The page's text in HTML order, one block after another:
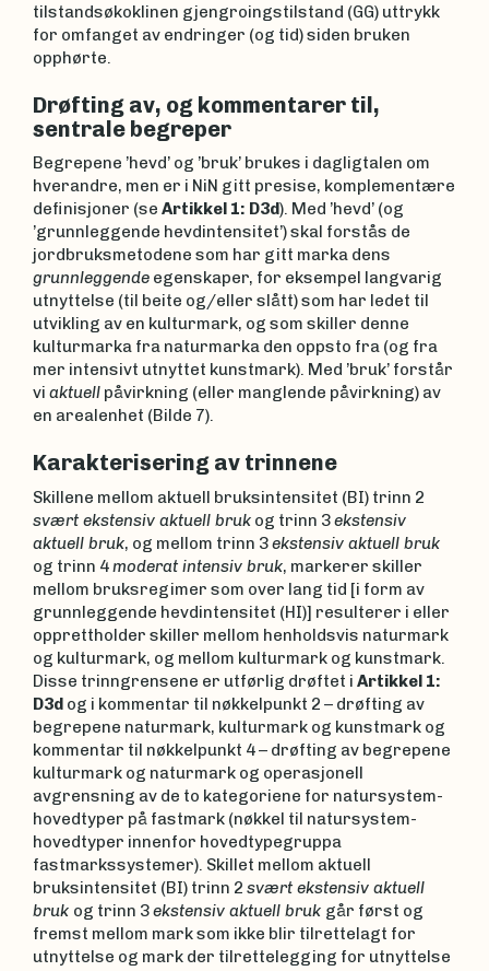
tilstandsøkoklinen gjengroingstilstand (GG) uttrykk
for omfanget av endringer (og tid) siden bruken
opphørte.
Drøfting av, og kommentarer til,
sentrale begreper
Begrepene ’hevd’ og ’bruk’ brukes i dagligtalen om
hverandre, men er i NiN gitt presise, komplementære
definisjoner (se Artikkel 1: D3d). Med ’hevd’ (og
’grunnleggende hevdintensitet’) skal forstås de
jordbruksmetodene som har gitt marka dens
grunnleggende egenskaper, for eksempel langvarig
utnyttelse (til beite og/eller slått) som har ledet til
utvikling av en kulturmark, og som skiller denne
kulturmarka fra naturmarka den oppsto fra (og fra
mer intensivt utnyttet kunstmark). Med ’bruk’ forstår
vi aktuell påvirkning (eller manglende påvirkning) av
en arealenhet (Bilde 7).
Karakterisering av trinnene
Skillene mellom aktuell bruksintensitet (BI) trinn 2
svært ekstensiv aktuell bruk og trinn 3ekstensiv
aktuell bruk, og mellom trinn 3ekstensiv aktuell bruk
og trinn 4moderat intensiv bruk, markerer skiller
mellom bruksregimer som over lang tid [i form av
grunnleggende hevdintensitet (HI)] resulterer i eller
opprettholder skiller mellom henholdsvis naturmark
og kulturmark, og mellom kulturmark og kunstmark.
Disse trinngrensene er utførlig drøftet i Artikkel 1:
D3d og i kommentar til nøkkelpunkt 2 – drøfting av
begrepene naturmark, kulturmark og kunstmark og
kommentar til nøkkelpunkt 4 – drøfting av begrepene
kulturmark og naturmark og operasjonell
avgrensning av de to kategoriene for natursystem-
hovedtyper på fastmark (nøkkel til natursystem-
hovedtyper innenfor hovedtypegruppa
fastmarkssystemer). Skillet mellom aktuell
bruksintensitet (BI) trinn 2 svært ekstensiv aktuell
bruk og trinn 3ekstensiv aktuell bruk går først og
fremst mellom mark som ikke blir tilrettelagt for
utnyttelse og mark der tilrettelegging for utnyttelse